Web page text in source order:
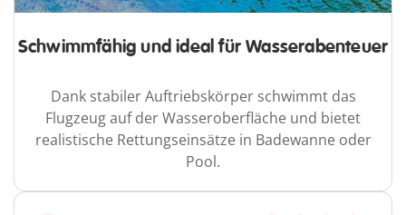
Schwimmfähig und ideal für Wasserabenteuer
Dank stabiler Auftriebskörper schwimmt das
Flugzeug auf der Wasseroberfläche und bietet
realistische Rettungseinsätze in Badewanne oder
Pool.